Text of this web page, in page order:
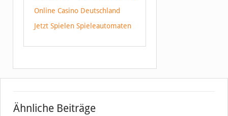
Online Casino Deutschland
Jetzt Spielen Spieleautomaten
Ähnliche Beiträge